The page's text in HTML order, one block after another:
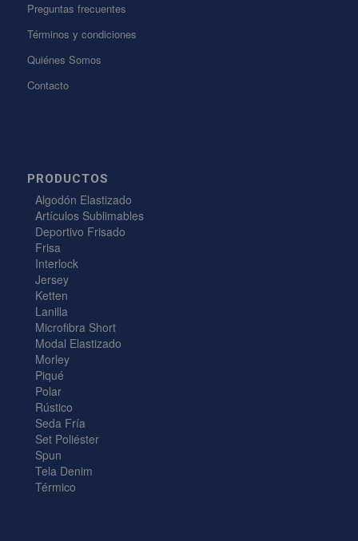
Preguntas frecuentes
Términos y condiciones
Quiénes Somos
Contacto
PRODUCTOS
Algodón Elastizado
Artículos Sublimables
Deportivo Frisado
Frisa
Interlock
Jersey
Ketten
Lanilla
Microfibra Short
Modal Elastizado
Morley
Piqué
Polar
Rústico
Seda Fría
Set Poliéster
Spun
Tela Denim
Térmico